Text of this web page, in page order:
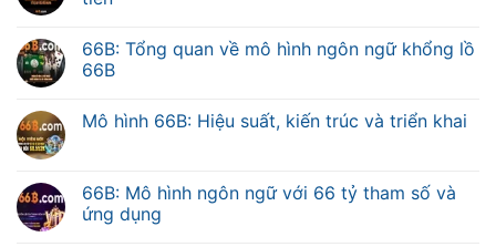
66B: Tổng quan về mô hình ngôn ngữ khổng lồ
66B
Mô hình 66B: Hiệu suất, kiến trúc và triển khai
66B: Mô hình ngôn ngữ với 66 tỷ tham số và
ứng dụng